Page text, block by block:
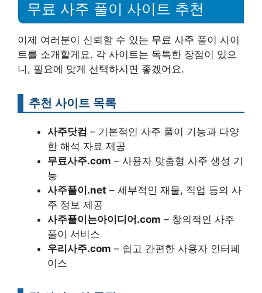
무료 사주 풀이 사이트 추천
이제 여러분이 신뢰할 수 있는 무료 사주 풀이 사이
트를 소개할게요. 각 사이트는 독특한 장점이 있으
니, 필요에 맞게 선택하시면 좋겠어요.
추천 사이트 목록
사주닷컴 – 기본적인 사주 풀이 기능과 다양
한 해석 자료 제공
무료사주.com – 사용자 맞춤형 사주 생성 기
능
사주풀이.net – 세부적인 재물, 직업 등의 사
주 정보 제공
사주풀이는아이디어.com – 창의적인 사주
풀이 서비스
우리사주.com – 쉽고 간편한 사용자 인터페
이스